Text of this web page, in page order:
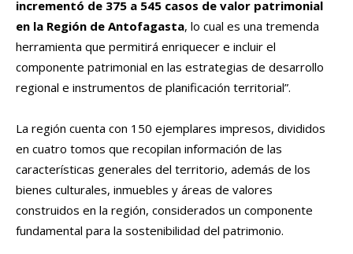
incrementó de 375 a 545 casos de valor patrimonial
en la Región de Antofagasta, lo cual es una tremenda
herramienta que permitirá enriquecer e incluir el
componente patrimonial en las estrategias de desarrollo
regional e instrumentos de planificación territorial”.
La región cuenta con 150 ejemplares impresos, divididos
en cuatro tomos que recopilan información de las
características generales del territorio, además de los
bienes culturales, inmuebles y áreas de valores
construidos en la región, considerados un componente
fundamental para la sostenibilidad del patrimonio.